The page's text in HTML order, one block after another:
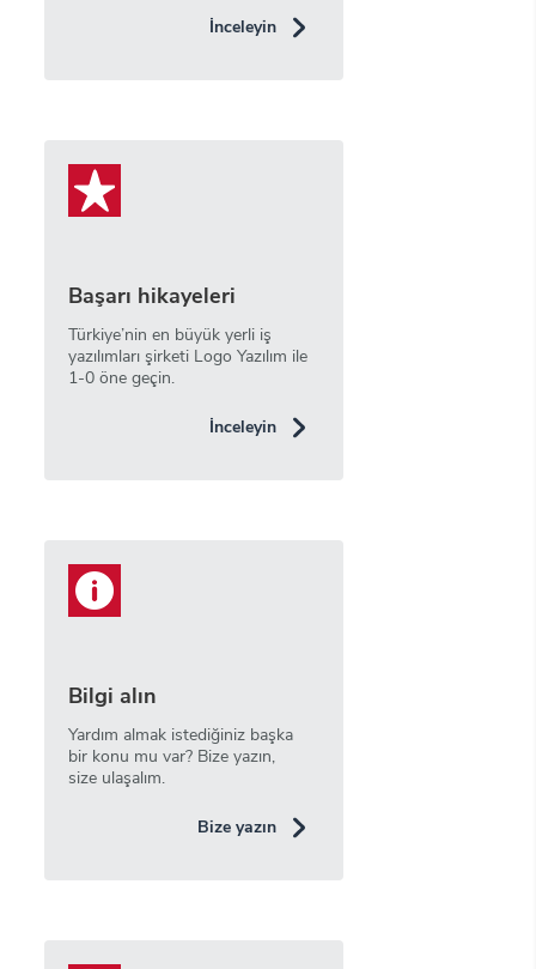
İnceleyin
Başarı hikayeleri
Türkiye’nin en büyük yerli iş
yazılımları şirketi Logo Yazılım ile
1-0 öne geçin.
İnceleyin
Bilgi alın
Yardım almak istediğiniz başka
bir konu mu var? Bize yazın,
size ulaşalım.
Bize yazın